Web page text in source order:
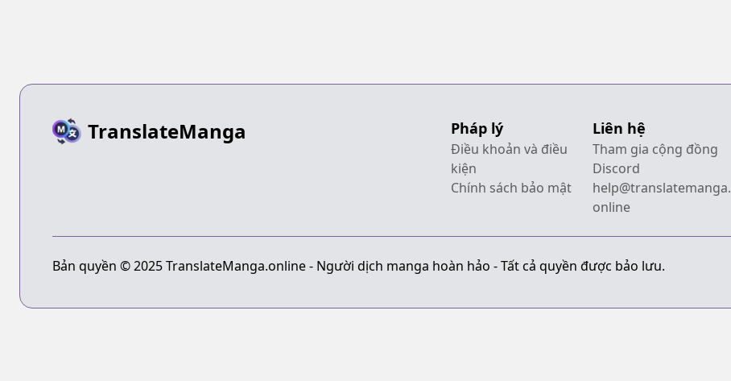
TranslateManga Pháp lý
Điều khoản và điều
kiện
Chính sách bảo mật
Liên hệ
Tham gia cộng đồng
Discord
help@translatemanga.
online
Bản quyền © 2025 TranslateManga.online - Người dịch manga hoàn hảo - Tất cả quyền được bảo lưu.